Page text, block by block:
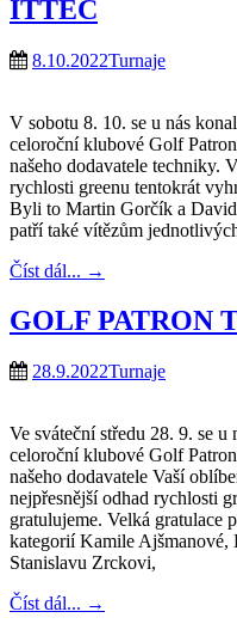
ITTEC
8.10.2022Turnaje
V sobotu 8. 10. se u nás
celoroční klubové Golf
našeho dodavatele techniky.
rychlosti greenu tentokrát
Byli to Martin Gorčík a David
patří také vítězům
Číst dál... →
GOLF PATRON
28.9.2022Turnaje
Ve sváteční středu 28. 9. se u
celoroční klubové Golf
našeho dodavatele Vaší
nejpřesnější odhad rychlosti
gratulujeme. Velká gratulace
kategorií Kamile Ajšmanové,
Stanislavu Zrckovi,
Číst dál... →